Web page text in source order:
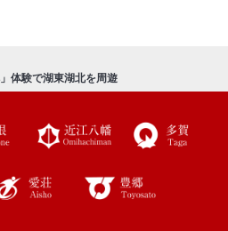
体験で湖東湖北を周遊